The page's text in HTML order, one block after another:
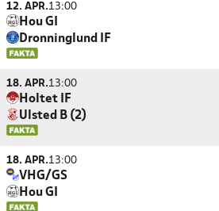
12. APR.13:00
Hou GI
Dronninglund IF
18. APR.13:00
Holtet IF
Ulsted B (2)
18. APR.13:00
VHG/GS
Hou GI